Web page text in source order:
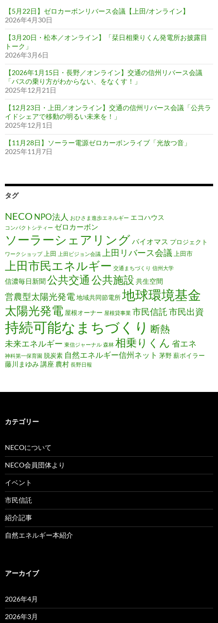
【5月22日】ゼロカーボンリバース会議【上田/オンライン】
2026年4月30日
【3月20日・松本／オンライン】「栞日相乗りくん発電所お披露目
トーク」
2026年3月6日
【2026年1月15日・長野／オンライン】交通の信州リバース会議
「バスの乗り方がわからない、をなくす！」
2025年12月21日
【12月23日・上田／オンライン】交通の信州リバース会議「公共ラ
イドシェアで移動の明るい未来を！」
2025年12月1日
【11月28日】ソーラー電源ゼロカーボンライブ「光放つ音」
2025年11月7日
タグ
NECO NPO法人 おひさま進歩エネルギー エコハウス
コンパクトシティー ゼロカーボン
ソーラーシェアリングバイオマス プロジェクト
ワークショップ 上田 上田ビジョン会議 上田リバース会議 上田市
上田市民エネルギー 交通まちづくり 信州大学
信濃毎日新聞公共交通 公共施設 共生空間
営農型太陽光発電 地域共同節電所 地球環境基金
太陽光発電 屋根オーナー 屋根貸事業 市民信託市民出資
持続可能なまちづくり 断熱
未来エネルギー 東信ジャーナル 森林 相乗りくん 省エネ
神科第一保育園 脱炭素 自然エネルギー信州ネット 茅野 薪ボイラー
藤川まゆみ 講座 農村 長野日報
カテゴリー
NECOについて
NECO会員団体より
イベント
市民信託
紹介記事
自然エネルギー本紹介
アーカイブ
2026年4月
2026年3月